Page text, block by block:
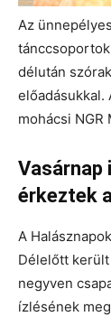
Az
délután
előadásukkal.
mohácsi
érkeztek
A
Délelőtt
negyven
ízlésének